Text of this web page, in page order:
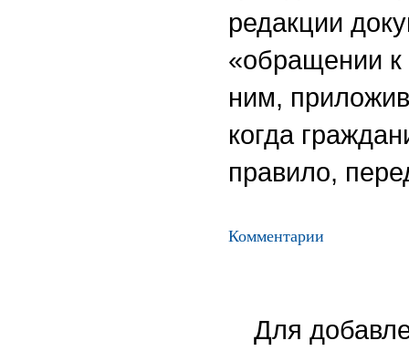
редакции
«обращении к
ним,
когда
правило,
Комментарии
Для